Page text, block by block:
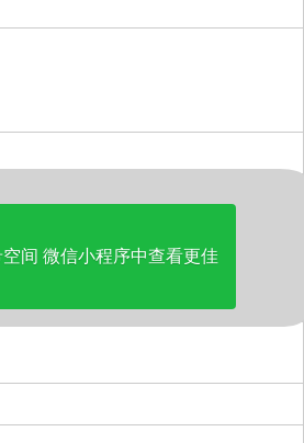
间 微信小程序中查看更佳